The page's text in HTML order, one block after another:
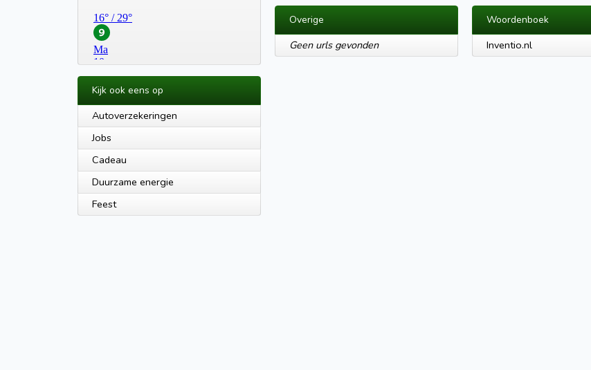
Kijk ook eens op
Autoverzekeringen
Jobs
Cadeau
Duurzame energie
Feest
Overige
Geen urls gevonden
Woordenboek
Inventio.nl